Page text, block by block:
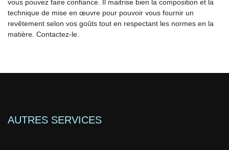
vous pouvez faire confiance. Il maitrise bien la composition et la
technique de mise en œuvre pour pouvoir vous fournir un
revêtement selon vos goûts tout en respectant les normes en la
matière. Contactez-le.
AUTRES SERVICES